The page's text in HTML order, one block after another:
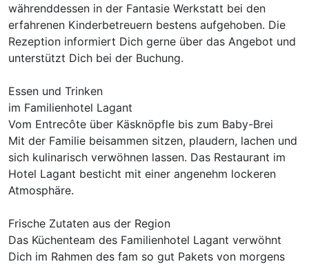
währenddessen in der Fantasie Werkstatt bei den
erfahrenen Kinderbetreuern bestens aufgehoben. Die
Rezeption informiert Dich gerne über das Angebot und
unterstützt Dich bei der Buchung.
Essen und Trinken
im Familienhotel Lagant
Vom Entrecôte über Käsknöpfle bis zum Baby-Brei
Mit der Familie beisammen sitzen, plaudern, lachen und
sich kulinarisch verwöhnen lassen. Das Restaurant im
Hotel Lagant besticht mit einer angenehm lockeren
Atmosphäre.
Frische Zutaten aus der Region
Das Küchenteam des Familienhotel Lagant verwöhnt
Dich im Rahmen des fam so gut Pakets von morgens